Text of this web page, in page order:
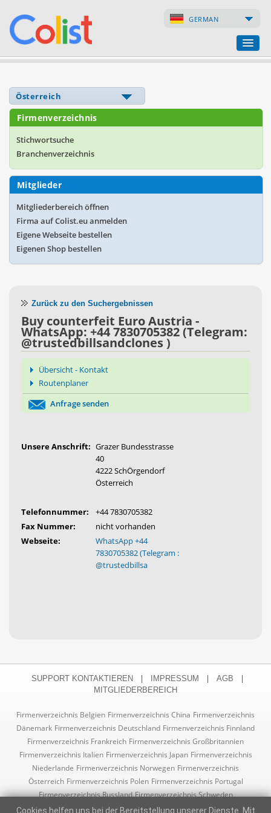
GERMAN
Firmenverzeichnis
Internet-Shops
Firmenverzeichnis
Stichwortsuche
Branchenverzeichnis
Mitglieder
Mitgliederbereich öffnen
Firma auf Colist.eu anmelden
Eigene Webseite bestellen
Eigenen Shop bestellen
Zurück zu den Suchergebnissen
Buy counterfeit Euro Austria -
WhatsApp: +44 7830705382 (Telegram:
@trustedbillsandclones )
Übersicht - Kontakt
Routenplaner
Anfrage senden
Unsere Anschrift: Grazer Bundesstrasse
40
4222 SchÖrgendorf
Österreich
Telefonnummer:
+44 7830705382
Fax Nummer:
nicht vorhanden
Webseite:
WhatsApp +44
7830705382 (Telegram :
@trustedbillsa
SUPPORT KONTAKTIEREN | IMPRESSUM | AGB |
MITGLIEDERBEREICH
Firmenverzeichnis Belgien Firmenverzeichnis China Firmenverzeichnis
Dänemark Firmenverzeichnis Deutschland Firmenverzeichnis Finnland
Firmenverzeichnis Frankreich Firmenverzeichnis Großbritannien
Firmenverzeichnis Italien Firmenverzeichnis Japan Firmenverzeichnis
Niederlande Firmenverzeichnis Norwegen Firmenverzeichnis
Österreich Firmenverzeichnis Polen Firmenverzeichnis Portugal
Firmenverzeichnis Russland Firmenverzeichnis Schweden
Firmenverzeichnis Schweiz Firmenverzeichnis Slowakei
Cookies helfen uns bei der Bereitstellung unserer Dienste. Mit